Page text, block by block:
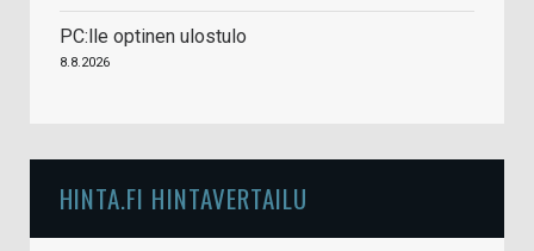
PC:lle optinen ulostulo
8.8.2026
HINTA.FI HINTAVERTAILU